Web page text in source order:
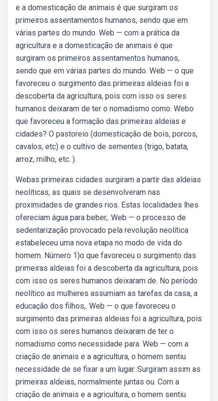
e a domesticação de animais é que surgiram os
primeiros assentamentos humanos, sendo que em
várias partes do mundo. Web — com a prática da
agricultura e a domesticação de animais é que
surgiram os primeiros assentamentos humanos,
sendo que em várias partes do mundo. Web — o que
favoreceu o surgimento das primeiras aldeias foi a
descoberta da agricultura, pois com isso os seres
humanos deixaram de ter o nomadismo como. Webo
que favoreceu a formação das primeiras aldeias e
cidades? O pastoreio (domesticação de bois, porcos,
cavalos, etc) e o cultivo de sementes (trigo, batata,
arroz, milho, etc. ).
Webas primeiras cidades surgiram a partir das aldeias
neolíticas, as quais se desenvolveram nas
proximidades de grandes rios. Estas localidades lhes
ofereciam água para beber,. Web — o processo de
sedentarização provocado pela revolução neolítica
estabeleceu uma nova etapa no modo de vida do
homem. Número 1)o que favoreceu o surgimento das
primeiras aldeias foi a descoberta da agricultura, pois
com isso os seres humanos deixaram de. No período
neolítico as mulheres assumiam as tarefas da casa, a
educação dos filhos,. Web — o que favoreceu o
surgimento das primeiras aldeias foi a agricultura, pois
com isso os seres humanos deixaram de ter o
nomadismo como necessidade para. Web — com a
criação de animais e a agricultura, o homem sentiu
necessidade de se fixar a um lugar. Surgiram assim as
primeiras aldeias, normalmente juntas ou. Com a
criação de animais e a agricultura, o homem sentiu